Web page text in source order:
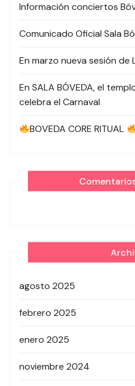
Información conciertos
Comunicado Oficial Sala
En marzo nueva sesión de
En SALA BÓVEDA, el
celebra el Carnaval
BOVEDA CORE RITUAL
agosto 2025
febrero 2025
enero 2025
noviembre 2024